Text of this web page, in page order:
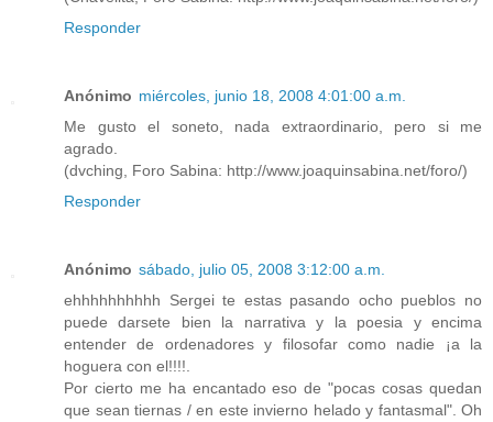
Responder
Anónimo miércoles, junio 18, 2008 4:01:00 a.m.
Me gusto el soneto, nada extraordinario, pero si me
agrado.
(dvching, Foro Sabina: http://www.joaquinsabina.net/foro/)
Responder
Anónimo sábado, julio 05, 2008 3:12:00 a.m.
ehhhhhhhhhh Sergei te estas pasando ocho pueblos no
puede darsete bien la narrativa y la poesia y encima
entender de ordenadores y filosofar como nadie ¡a la
hoguera con el!!!!.
Por cierto me ha encantado eso de "pocas cosas quedan
que sean tiernas / en este invierno helado y fantasmal". Oh